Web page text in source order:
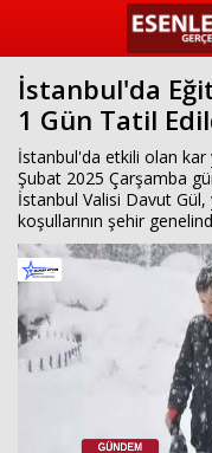
İstanbul'da
1 Gün Tatil
İstanbul'da etkili olan kar
Şubat 2025 Çarşamba
İstanbul Valisi Davut Gül,
koşullarının şehir